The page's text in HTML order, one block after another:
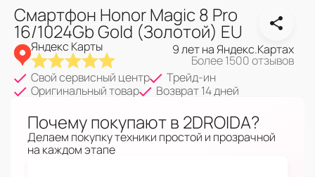
Смартфон Honor Magic 8 Pro
16/1024Gb Gold (Золотой) EU
Яндекс Карты 9 лет на Яндекс.Картах
Более 1500 отзывов
Свой сервисный центр
Трейд-ин
Оригинальный товар
Возврат 14 дней
Почему покупают в 2DROIDA?
Делаем покупку техники простой и прозрачной
на каждом этапе